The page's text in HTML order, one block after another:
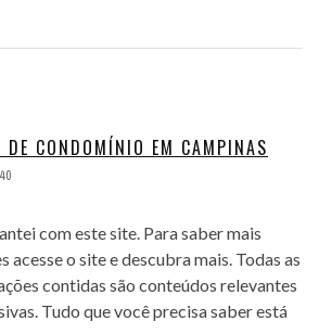
CONDOMÍNIO EM CAMPINAS
com este site. Para saber mais
acesse o site e descubra mais. Todas as
contidas são conteúdos relevantes
Tudo que você precisa saber está